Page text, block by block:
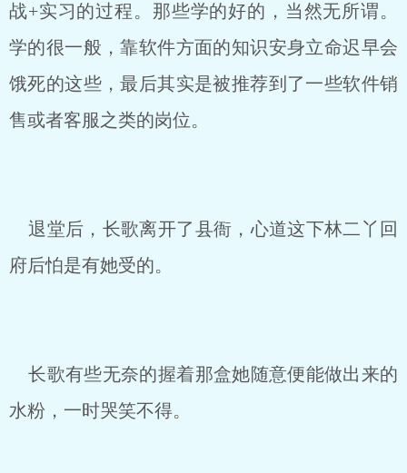
战+实习的过程。那些学的好的，当然无所谓。
学的很一般，靠软件方面的知识安身立命迟早会
饿死的这些，最后其实是被推荐到了一些软件销
售或者客服之类的岗位。
退堂后，长歌离开了县衙，心道这下林二丫回
府后怕是有她受的。
长歌有些无奈的握着那盒她随意便能做出来的
水粉，一时哭笑不得。